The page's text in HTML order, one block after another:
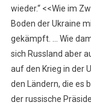
wieder.“ <<Wie im
Boden der Ukraine
gekämpft. … Wie
sich Russland aber
auf den Krieg in der
den Ländern, die es
der russische